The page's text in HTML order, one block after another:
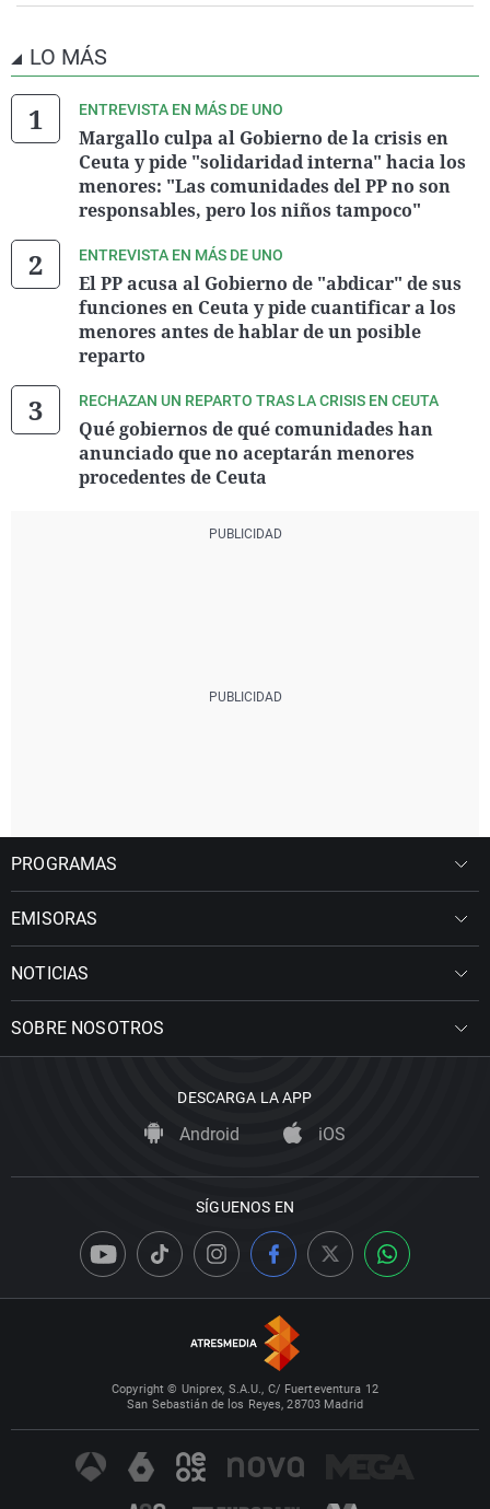
LO MÁS
ENTREVISTA EN MÁS DE UNO
Margallo culpa al Gobierno de la crisis en
Ceuta y pide "solidaridad interna" hacia los
menores: "Las comunidades del PP no son
responsables, pero los niños tampoco"
ENTREVISTA EN MÁS DE UNO
El PP acusa al Gobierno de "abdicar" de sus
funciones en Ceuta y pide cuantificar a los
menores antes de hablar de un posible
reparto
RECHAZAN UN REPARTO TRAS LA CRISIS EN CEUTA
Qué gobiernos de qué comunidades han
anunciado que no aceptarán menores
procedentes de Ceuta
PROGRAMAS
EMISORAS
NOTICIAS
SOBRE NOSOTROS
DESCARGA LA APP
Android iOS
SÍGUENOS EN
Copyright © Uniprex, S.A.U., C/ Fuerteventura 12
San Sebastián de los Reyes, 28703 Madrid